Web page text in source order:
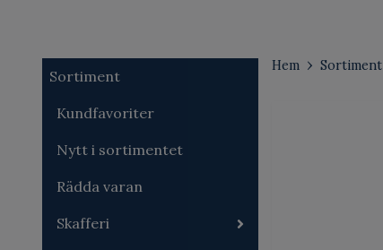
Sortiment
Kundfavoriter
Nytt i sortimentet
Rädda varan
Skafferi
Hem Sortiment